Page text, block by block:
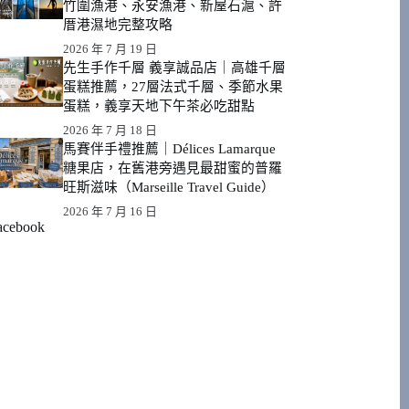
竹圍漁港、永安漁港、新屋石滬、許
厝港濕地完整攻略
2026 年 7 月 19 日
先生手作千層 義享誠品店｜高雄千層
蛋糕推薦，27層法式千層、季節水果
蛋糕，義享天地下午茶必吃甜點
2026 年 7 月 18 日
馬賽伴手禮推薦｜Délices Lamarque
糖果店，在舊港旁遇見最甜蜜的普羅
旺斯滋味（Marseille Travel Guide）
2026 年 7 月 16 日